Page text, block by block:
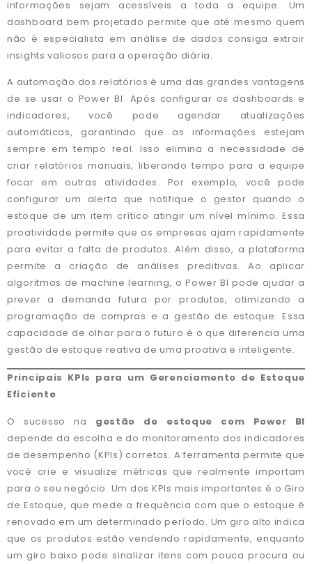
informações sejam acessíveis a toda a equipe. Um
dashboard bem projetado permite que até mesmo quem
não é especialista em análise de dados consiga extrair
insights valiosos para a operação diária.
A automação dos relatórios é uma das grandes vantagens
de se usar o Power BI. Após configurar os dashboards e
indicadores, você pode agendar atualizações
automáticas, garantindo que as informações estejam
sempre em tempo real. Isso elimina a necessidade de
criar relatórios manuais, liberando tempo para a equipe
focar em outras atividades. Por exemplo, você pode
configurar um alerta que notifique o gestor quando o
estoque de um item crítico atingir um nível mínimo. Essa
proatividade permite que as empresas ajam rapidamente
para evitar a falta de produtos. Além disso, a plataforma
permite a criação de análises preditivas. Ao aplicar
algoritmos de machine learning, o Power BI pode ajudar a
prever a demanda futura por produtos, otimizando a
programação de compras e a gestão de estoque. Essa
capacidade de olhar para o futuro é o que diferencia uma
gestão de estoque reativa de uma proativa e inteligente.
Principais KPIs para um Gerenciamento de Estoque
Eficiente
O sucesso na gestão de estoque com Power BI
depende da escolha e do monitoramento dos indicadores
de desempenho (KPIs) corretos. A ferramenta permite que
você crie e visualize métricas que realmente importam
para o seu negócio. Um dos KPIs mais importantes é o Giro
de Estoque, que mede a frequência com que o estoque é
renovado em um determinado período. Um giro alto indica
que os produtos estão vendendo rapidamente, enquanto
um giro baixo pode sinalizar itens com pouca procura ou